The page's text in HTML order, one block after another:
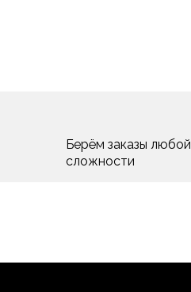
Берём заказы любой
сложности